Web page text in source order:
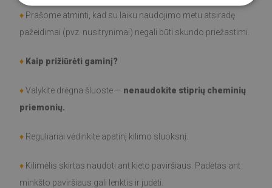
♦ Prašome atminti, kad su laiku naudojimo metu atsiradę
pažeidimai (pvz. nusitrynimai) negali būti skundo priežastimi.
♦ Kaip prižiūrėti gaminį?
♦Valykite drėgna šluoste — nenaudokite stiprių cheminių
priemonių.
♦ Reguliariai vėdinkite apatinį kilimo sluoksnį.
♦ Kilimėlis skirtas naudoti ant kieto paviršiaus. Padėtas ant
minkšto paviršiaus gali lenktis ir judėti.